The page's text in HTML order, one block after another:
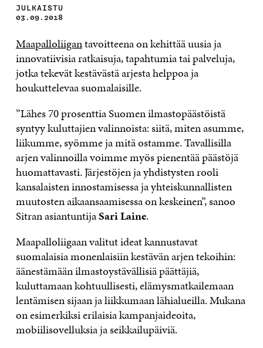
JULKAISTU
03.09.2018
Maapalloliigantavoitteena on kehittää uusia ja
innovatiivisia ratkaisuja, tapahtumia tai palveluja,
jotka tekevät kestävästä arjesta helppoa ja
houkuttelevaa suomalaisille.
”Lähes 70 prosenttia Suomen ilmastopäästöistä
syntyy kuluttajien valinnoista: siitä, miten asumme,
liikumme, syömme ja mitä ostamme. Tavallisilla
arjen valinnoilla voimme myös pienentää päästöjä
huomattavasti. Järjestöjen ja yhdistysten rooli
kansalaisten innostamisessa ja yhteiskunnallisten
muutosten aikaansaamisessa on keskeinen”, sanoo
Sitran asiantuntijaSari Laine.
Maapalloliigaan valitut ideat kannustavat
suomalaisia monenlaisiin kestävän arjen tekoihin:
äänestämään ilmastoystävällisiä päättäjiä,
kuluttamaan kohtuullisesti, elämysmatkailemaan
lentämisen sijaan ja liikkumaan lähialueilla. Mukana
on esimerkiksi erilaisia kampanjaideoita,
mobiilisovelluksia ja seikkailupäiviä.